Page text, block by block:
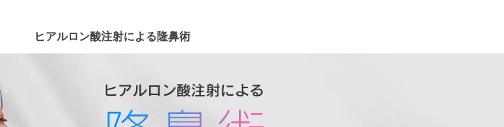
ヒアルロン酸注射による隆鼻術